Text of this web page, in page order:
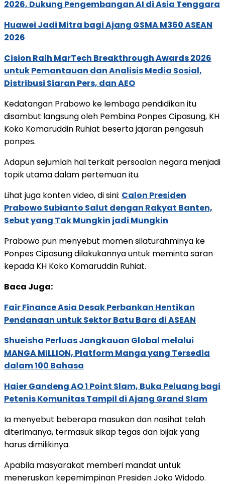
2026, Dukung Pengembangan AI di Asia Tenggara
Huawei Jadi Mitra bagi Ajang GSMA M360 ASEAN
2026
Cision Raih MarTech Breakthrough Awards 2026
untuk Pemantauan dan Analisis Media Sosial,
Distribusi Siaran Pers, dan AEO
Kedatangan Prabowo ke lembaga pendidikan itu
disambut langsung oleh Pembina Ponpes Cipasung, KH
Koko Komaruddin Ruhiat beserta jajaran pengasuh
ponpes.
Adapun sejumlah hal terkait persoalan negara menjadi
topik utama dalam pertemuan itu.
Lihat juga konten video, di sini: Calon Presiden
Prabowo Subianto Salut dengan Rakyat Banten,
Sebut yang Tak Mungkin jadi Mungkin
Prabowo pun menyebut momen silaturahminya ke
Ponpes Cipasung dilakukannya untuk meminta saran
kepada KH Koko Komaruddin Ruhiat.
Baca Juga:
Fair Finance Asia Desak Perbankan Hentikan
Pendanaan untuk Sektor Batu Bara di ASEAN
Shueisha Perluas Jangkauan Global melalui
MANGA MILLION, Platform Manga yang Tersedia
dalam 100 Bahasa
Haier Gandeng AO 1 Point Slam, Buka Peluang bagi
Petenis Komunitas Tampil di Ajang Grand Slam
Ia menyebut beberapa masukan dan nasihat telah
diterimanya, termasuk sikap tegas dan bijak yang
harus dimilikinya.
Apabila masyarakat memberi mandat untuk
meneruskan kepemimpinan Presiden Joko Widodo.